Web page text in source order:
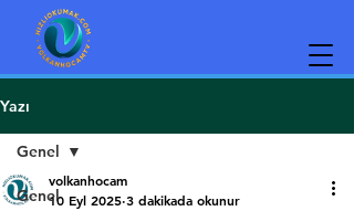
Yazı
Genel
Genel
volkanhocam
10 Eyl 2025 3 dakikada okunur